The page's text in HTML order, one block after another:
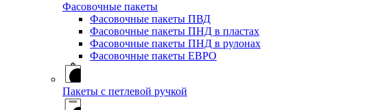
Фасовочные пакеты
Фасовочные пакеты ПВД
Фасовочные пакеты ПНД в пластах
Фасовочные пакеты ПНД в рулонах
Фасовочные пакеты ЕВРО
Пакеты с петлевой ручкой